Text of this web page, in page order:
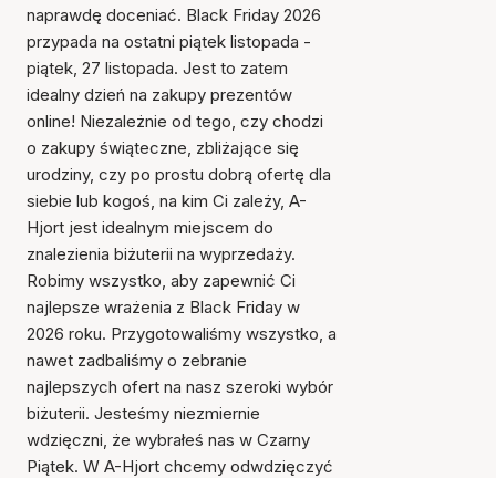
naprawdę doceniać. Black Friday 2026
przypada na ostatni piątek listopada -
piątek, 27 listopada. Jest to zatem
idealny dzień na zakupy prezentów
online! Niezależnie od tego, czy chodzi
o zakupy świąteczne, zbliżające się
urodziny, czy po prostu dobrą ofertę dla
siebie lub kogoś, na kim Ci zależy, A-
Hjort jest idealnym miejscem do
znalezienia biżuterii na wyprzedaży.
Robimy wszystko, aby zapewnić Ci
najlepsze wrażenia z Black Friday w
2026 roku. Przygotowaliśmy wszystko, a
nawet zadbaliśmy o zebranie
najlepszych ofert na nasz szeroki wybór
biżuterii. Jesteśmy niezmiernie
wdzięczni, że wybrałeś nas w Czarny
Piątek. W A-Hjort chcemy odwdzięczyć